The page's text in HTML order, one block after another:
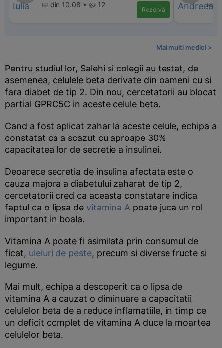
📅 din 10.08 • 👍 12
Rezervă
📅
Mai multi medici >
Pentru studiul lor, Salehi si colegii au testat, de
asemenea, celulele beta derivate din oameni cu si
fara diabet de tip 2. Din nou, cercetatorii au blocat
partial GPRC5C in aceste celule beta.
Cand a fost aplicat zahar la aceste celule, echipa a
constatat ca a scazut cu aproape 30%
capacitatea lor de secretie a insulinei.
Deoarece secretia de insulina afectata este o
cauza majora a diabetului zaharat de tip 2,
cercetatorii cred ca aceasta constatare indica
faptul ca o lipsa de vitamina A poate juca un rol
important in boala.
Vitamina A poate fi asimilata prin consumul de
ficat, uleiuri de peste, precum si diverse fructe si
legume.
Mai mult, echipa a descoperit ca o lipsa de
vitamina A a cauzat o diminuare a capacitatii
celulelor beta de a reduce inflamatiile, in timp ce
un deficit complet de vitamina A duce la moartea
celulelor beta.